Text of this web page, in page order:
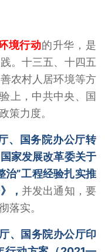
境行动的升华，是
。十三五、十四五
农村人居环境等方
上，中共中央、国
策力度。
、国务院办公厅转
家发展改革委关于
治”工程经验扎实推
， 并发出通知，要
落实。
、国务院办公厅印